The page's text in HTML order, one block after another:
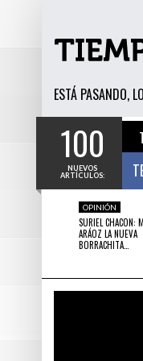
ESTÁ PASANDO,
100
NUEVOS
ARTÍCULOS:
16 HORAS HACE
EVERGREEN
CLONACIÓN DE
GOZAR DE SU
OPINIÓN
SURIEL CHACON:
ARÁOZ LA NUEVA
BORRACHITA…